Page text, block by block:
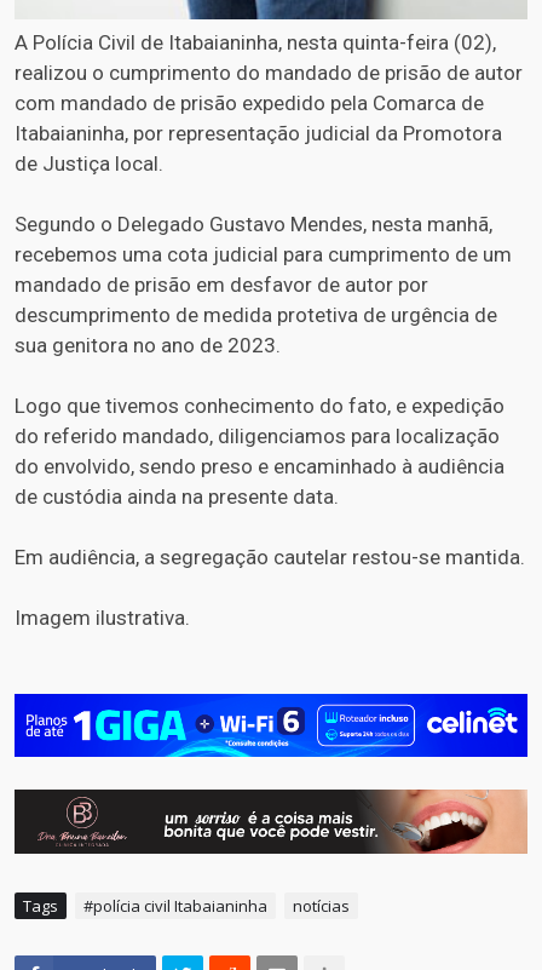
A Polícia Civil de Itabaianinha, nesta quinta-feira (02),
realizou o cumprimento do mandado de prisão de autor
com mandado de prisão expedido pela Comarca de
Itabaianinha, por representação judicial da Promotora
de Justiça local.
Segundo o Delegado Gustavo Mendes, nesta manhã,
recebemos uma cota judicial para cumprimento de um
mandado de prisão em desfavor de autor por
descumprimento de medida protetiva de urgência de
sua genitora no ano de 2023.
Logo que tivemos conhecimento do fato, e expedição
do referido mandado, diligenciamos para localização
do envolvido, sendo preso e encaminhado à audiência
de custódia ainda na presente data.
Em audiência, a segregação cautelar restou-se mantida.
Imagem ilustrativa.
Tags #polícia civil Itabaianinha notícias